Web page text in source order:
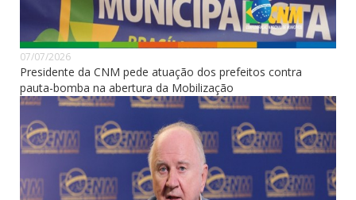
07/07/2026
Presidente da CNM pede atuação dos prefeitos contra
pauta-bomba na abertura da Mobilização